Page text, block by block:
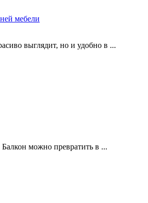
мебели
выглядит, но и удобно в ...
Балкон можно превратить в ...